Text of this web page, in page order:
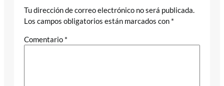
Tu dirección de correo electrónico no será publicada.
Los campos obligatorios están marcados con *
Comentario *